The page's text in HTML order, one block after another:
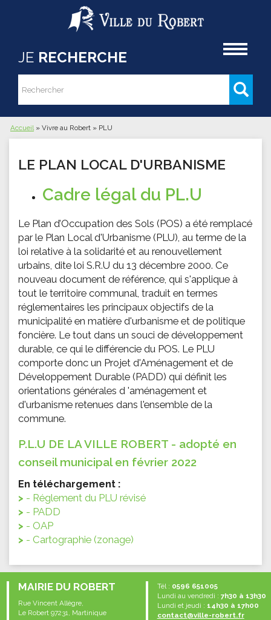
Aller au contenu principal
JE RECHERCHE
Formulaire de recherche
Rechercher
Vous êtes ici
Accueil » Vivre au Robert » PLU
LE PLAN LOCAL D'URBANISME
Cadre légal du PL.U
Le Plan d’Occupation des Sols (POS) a été remplacé
par le Plan Local d'Urbanisme (PLU), au terme de la
loi relative à la solidarité et au renouvellement
urbains, dite loi S.R.U du 13 décembre 2000. Ce
nouveau document de référence, qui s'applique à
tout le territoire communal, traduit en termes
réglementaires les principaux objectifs de la
municipalité en matière d'urbanisme et de politique
foncière. Le tout dans un souci de développement
durable, ce qui le différencie du POS. Le PLU
comporte donc un Projet d'Aménagement et de
Développement Durable (PADD) qui définit les
orientations générales d 'aménagement et
d'urbanisme retenues dans l'ensemble de la
commune.
P.L.U DE LA VILLE ROBERT - adopté en
conseil municipal en février 2022
En téléchargement :
- Réglement du PLU révisé
- PADD
- OAP
- Cartographie (zonage)
MAIRIE DU ROBERT
Rue Vincent Allègre,
Le Robert 97231, Martinique
Tél : 0596 651005
Lundi au vendredi : 7h30 à 13h30
Lundi et jeudi : 14h30 à 17h00
contact@ville-robert.fr